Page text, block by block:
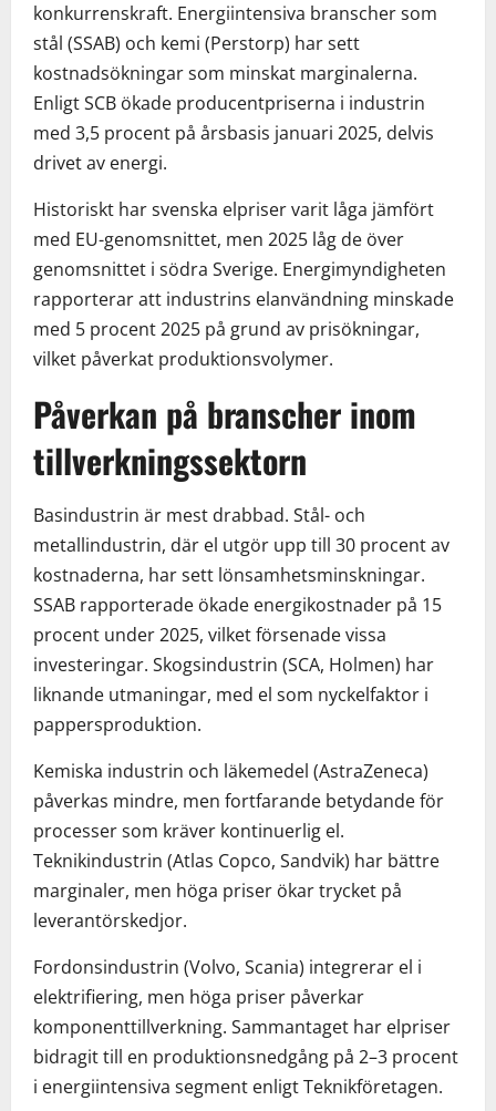
konkurrenskraft. Energiintensiva branscher som
stål (SSAB) och kemi (Perstorp) har sett
kostnadsökningar som minskat marginalerna.
Enligt SCB ökade producentpriserna i industrin
med 3,5 procent på årsbasis januari 2025, delvis
drivet av energi.
Historiskt har svenska elpriser varit låga jämfört
med EU-genomsnittet, men 2025 låg de över
genomsnittet i södra Sverige. Energimyndigheten
rapporterar att industrins elanvändning minskade
med 5 procent 2025 på grund av prisökningar,
vilket påverkat produktionsvolymer.
Påverkan på branscher inom
tillverkningssektorn
Basindustrin är mest drabbad. Stål- och
metallindustrin, där el utgör upp till 30 procent av
kostnaderna, har sett lönsamhetsminskningar.
SSAB rapporterade ökade energikostnader på 15
procent under 2025, vilket försenade vissa
investeringar. Skogsindustrin (SCA, Holmen) har
liknande utmaningar, med el som nyckelfaktor i
pappersproduktion.
Kemiska industrin och läkemedel (AstraZeneca)
påverkas mindre, men fortfarande betydande för
processer som kräver kontinuerlig el.
Teknikindustrin (Atlas Copco, Sandvik) har bättre
marginaler, men höga priser ökar trycket på
leverantörskedjor.
Fordonsindustrin (Volvo, Scania) integrerar el i
elektrifiering, men höga priser påverkar
komponenttillverkning. Sammantaget har elpriser
bidragit till en produktionsnedgång på 2–3 procent
i energiintensiva segment enligt Teknikföretagen.